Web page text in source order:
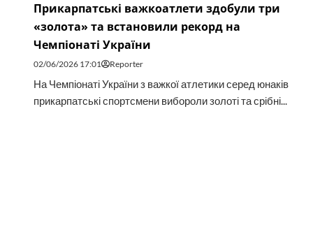
Прикарпатські важкоатлети здобули три
«золота» та встановили рекорд на
Чемпіонаті України
02/06/2026 17:01 Reporter
На Чемпіонаті України з важкої атлетики серед юнаків
прикарпатські спортсмени вибороли золоті та срібні...